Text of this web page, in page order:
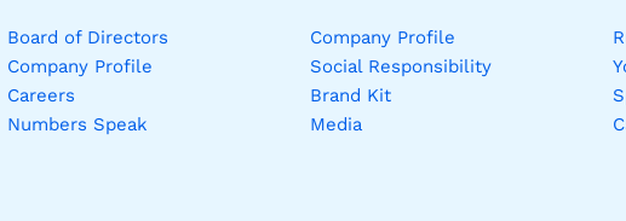
Company Profile
Social Responsibility
Brand Kit
Media
Board of Directors
Company Profile
Careers
Numbers Speak